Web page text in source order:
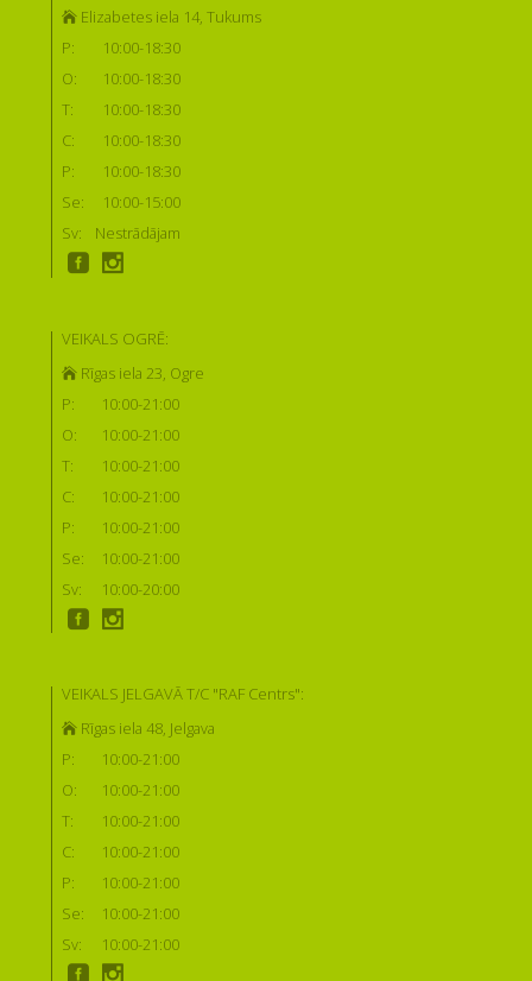
Elizabetes iela 14, Tukums
P:
10:00-18:30
O:
10:00-18:30
T:
10:00-18:30
C:
10:00-18:30
P:
10:00-18:30
Se:
10:00-15:00
Sv:
Nestrādājam
VEIKALS OGRĒ:
Rīgas iela 23, Ogre
P:
10:00-21:00
O:
10:00-21:00
T:
10:00-21:00
C:
10:00-21:00
P:
10:00-21:00
Se:
10:00-21:00
Sv:
10:00-20:00
VEIKALS JELGAVĀ T/C "RAF Centrs":
Rīgas iela 48, Jelgava
P:
10:00-21:00
O:
10:00-21:00
T:
10:00-21:00
C:
10:00-21:00
P:
10:00-21:00
Se:
10:00-21:00
Sv:
10:00-21:00